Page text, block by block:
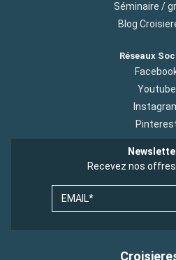
Séminaire /
Blog
Réseaux
Youtube
Recevez nos
EMAIL*